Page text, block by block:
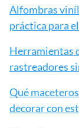
Alfombras
práctica para
Herramientas
rastreadores
Qué
decorar con